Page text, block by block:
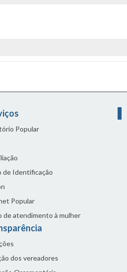
Popular
de Identificação
Popular
de atendimento à mulher
dos vereadores